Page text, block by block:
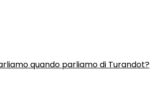
parliamo quando parliamo di Turandot?